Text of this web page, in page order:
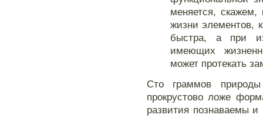
меняется, скажем,
жизни элементов,
быстра, а при
имеющих
может протекать
Сто граммов
прокрустово ложе
развития познаваемы